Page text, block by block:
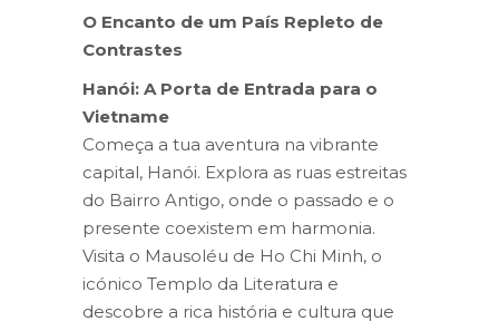
O Encanto de um País Repleto de
Contrastes
Hanói: A Porta de Entrada para o
Vietname
Começa a tua aventura na vibrante
capital, Hanói. Explora as ruas estreitas
do Bairro Antigo, onde o passado e o
presente coexistem em harmonia.
Visita o Mausoléu de Ho Chi Minh, o
icónico Templo da Literatura e
descobre a rica história e cultura que